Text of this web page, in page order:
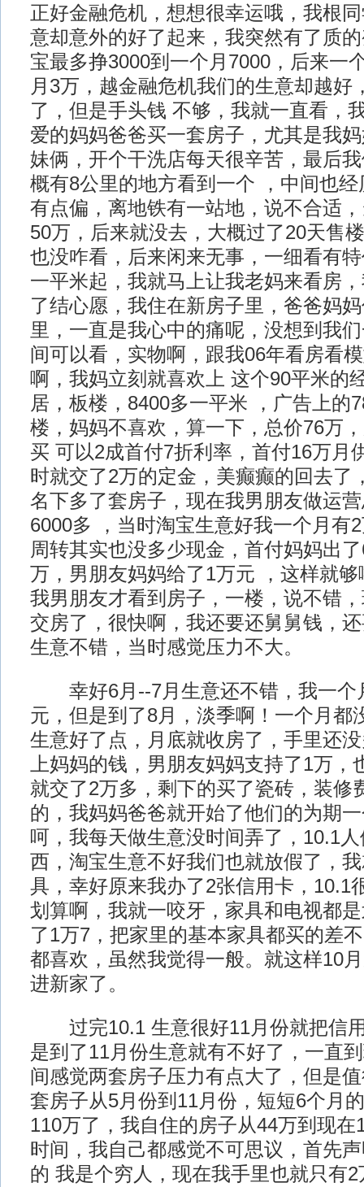
正好金融危机，想想很幸运哦，我根
意却意外的好了起来，我突然有了质
宝最多挣3000到一个月7000，后来一
月3万，越金融危机我们的生意却越好
了，但是手头钱 不够，我就一直看，
爱的妈妈爸爸买一套房子，尤其是我
妹俩，开个干洗店每天很辛苦，最后
概有8公里的地方看到一个 ，中间也
有点偏，离地铁有一站地，说不合适
50万，后来就没去，大概过了20天售
也没咋看，后来闲来无事，一细看有
一平米起，我就马上让我老妈来看房
了结心愿，我住在新房子里，爸爸妈
里，一直是我心中的痛呢，没想到我
间可以看，实物啊，跟我06年看房看
啊，我妈立刻就喜欢上 这个90平米的
居，板楼，8400多一平米 ，广告上的
楼，妈妈不喜欢，算一下，总价76万
买 可以2成首付7折利率，首付16万月
时就交了2万的定金，美癫癫的回去了
名下多了套房子，现在我男朋友做运
6000多 ，当时淘宝生意好我一个月有
周转其实也没多少现金，首付妈妈出
万，男朋友妈妈给了1万元 ，这样就
我男朋友才看到房子，一楼，说不错
交房了，很快啊，我还要还舅舅钱，
生意不错，当时感觉压力不大。
幸好6月--7月生意还不错，我一个
元，但是到了8月，淡季啊！一个月都
生意好了点，月底就收房了，手里还
上妈妈的钱，男朋友妈妈支持了1万，
就交了2万多，剩下的买了瓷砖，装修
的，我妈妈爸爸就开始了他们的为期
呵，我每天做生意没时间弄了，10.1
西，淘宝生意不好我们也就放假了，
具，幸好原来我办了2张信用卡，10.1
划算啊，我就一咬牙，家具和电视都
了1万7，把家里的基本家具都买的差
都喜欢，虽然我觉得一般。就这样10
进新家了。
过完10.1 生意很好11月份就把信
是到了11月份生意就有不好了，一直
间感觉两套房子压力有点大了，但是
套房子从5月份到11月份，短短6个月
110万了，我自住的房子从44万到现在
时间，我自己都感觉不可思议，首先
的 我是个穷人，现在我手里也就只有